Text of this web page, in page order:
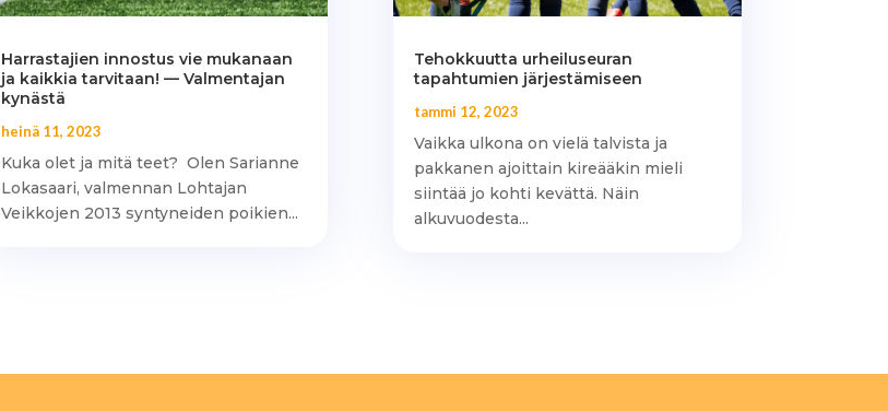
Harrastajien innostus vie mukanaan
ja kaikkia tarvitaan! — Valmentajan
kynästä
heinä 11, 2023
Kuka olet ja mitä teet? Olen Sarianne
Lokasaari, valmennan Lohtajan
Veikkojen 2013 syntyneiden poikien...
Tehokkuutta urheiluseuran
tapahtumien järjestämiseen
tammi 12, 2023
Vaikka ulkona on vielä talvista ja
pakkanen ajoittain kireääkin mieli
siintää jo kohti kevättä. Näin
alkuvuodesta...